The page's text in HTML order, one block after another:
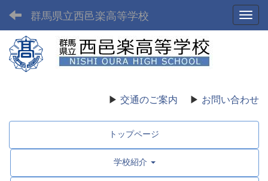
群馬県立西邑楽高等学校
▶ 交通のご案内 ▶ お問い合わせ
トップページ
学校紹介